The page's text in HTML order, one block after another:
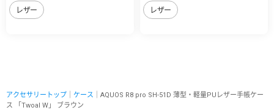
レザー レザー
アクセサリートップ ケース ｜AQUOS R8 pro SH-51D 薄型・軽量PUレザー手帳ケー
ス 「Twoal W」 ブラウン